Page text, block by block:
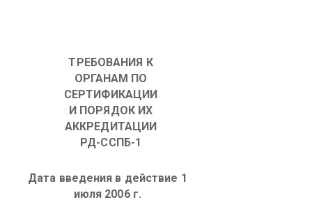
ТРЕБОВАНИЯ К
ОРГАНАМ ПО
СЕРТИФИКАЦИИ
И ПОРЯДОК ИХ
АККРЕДИТАЦИИ
РД-ССПБ-1
Дата введения в действие 1
июля 2006 г.